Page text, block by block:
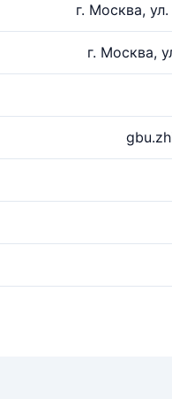
г. Москва,
г. Москва,